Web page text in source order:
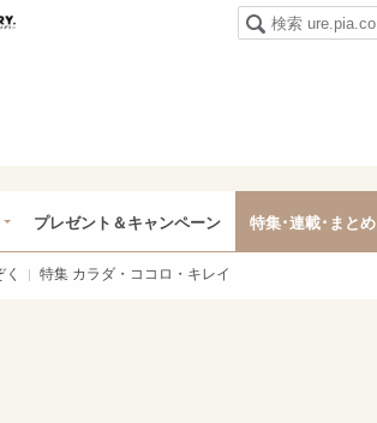
プレゼント＆キャンペーン 特集･連載･まとめ
特集 カラダ・ココロ・キレイ